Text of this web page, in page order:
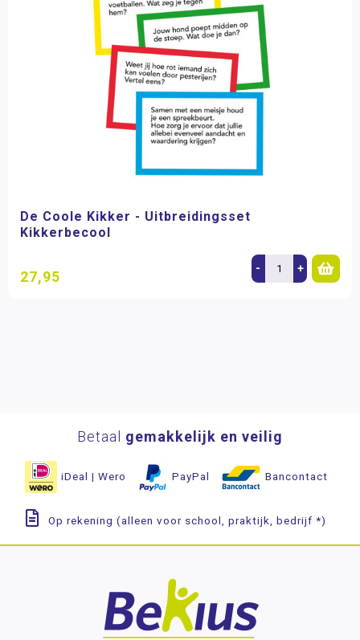
De Coole Kikker - Uitbreidingsset
Kikkerbecool
27,95 - +
Betaal gemakkelijk en veilig
iDeal | Wero PayPal Bancontact
Op rekening (alleen voor school, praktijk, bedrijf *)